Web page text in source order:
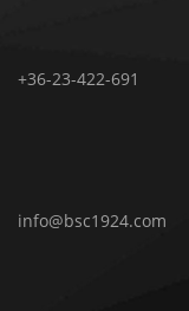
+36-23-422-691
info@bsc1924.com